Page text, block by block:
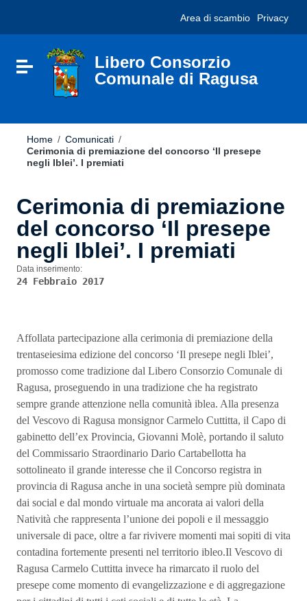
sito
include
Vai al footer
Area di scambio Privacy
Attiva / disattiva la navigazione
Libero Consorzio
Comunale di Ragusa
Home / Comunicati /
Cerimonia di premiazione del concorso ‘Il presepe
negli Iblei’. I premiati
Cerimonia di premiazione
del concorso ‘Il presepe
negli Iblei’. I premiati
Data inserimento:
24 Febbraio 2017
Affollata partecipazione alla cerimonia di premiazione della
trentaseiesima edizione del concorso ‘Il presepe negli Iblei’,
promosso come tradizione dal Libero Consorzio Comunale di
Ragusa, proseguendo in una tradizione che ha registrato
sempre grande attenzione nella comunità iblea. Alla presenza
del Vescovo di Ragusa monsignor Carmelo Cuttitta, il Capo di
gabinetto dell’ex Provincia, Giovanni Molè, portando il saluto
del Commissario Straordinario Dario Cartabellotta ha
sottolineato il grande interesse che il Concorso registra in
provincia di Ragusa anche in una società sempre più dominata
dai social e dal mondo virtuale ma ancorata ai valori della
Natività che rappresenta l’unione dei popoli e il messaggio
universale di pace, oltre a far rivivere momenti mai sopiti di vita
contadina fortemente presenti nel territorio ibleo.Il Vescovo di
Ragusa Carmelo Cuttitta invece ha rimarcato il ruolo del
presepe come momento di evangelizzazione e di aggregazione